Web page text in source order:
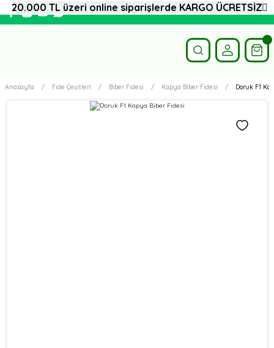
Anasayfa Fide Çeşitleri Biber Fidesi Kapya Biber Fidesi Doruk F1
20.000 TL üzeri online siparişlerde KARGO ÜCRETSİZ